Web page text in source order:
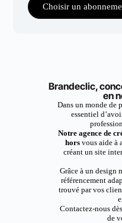
Choisir un
Brandeclic,
en
Dans un monde de
essentiel
Notre agence de
hors vous aide à
créant un site
Grâce à un design
référencement
trouvé par vos
Contactez-nous
de